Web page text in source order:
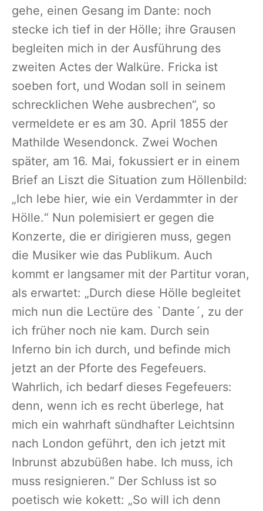
gehe, einen Gesang im Dante: noch
stecke ich tief in der Hölle; ihre Grausen
begleiten mich in der Ausführung des
zweiten Actes der Walküre. Fricka ist
soeben fort, und Wodan soll in seinem
schrecklichen Wehe ausbrechen“, so
vermeldete er es am 30. April 1855 der
Mathilde Wesendonck. Zwei Wochen
später, am 16. Mai, fokussiert er in einem
Brief an Liszt die Situation zum Höllenbild:
„Ich lebe hier, wie ein Verdammter in der
Hölle.“ Nun polemisiert er gegen die
Konzerte, die er dirigieren muss, gegen
die Musiker wie das Publikum. Auch
kommt er langsamer mit der Partitur voran,
als erwartet: „Durch diese Hölle begleitet
mich nun die Lectüre des `Dante´, zu der
ich früher noch nie kam. Durch sein
Inferno bin ich durch, und befinde mich
jetzt an der Pforte des Fegefeuers.
Wahrlich, ich bedarf dieses Fegefeuers:
denn, wenn ich es recht überlege, hat
mich ein wahrhaft sündhafter Leichtsinn
nach London geführt, den ich jetzt mit
Inbrunst abzubüßen habe. Ich muss, ich
muss resignieren.“ Der Schluss ist so
poetisch wie kokett: „So will ich denn